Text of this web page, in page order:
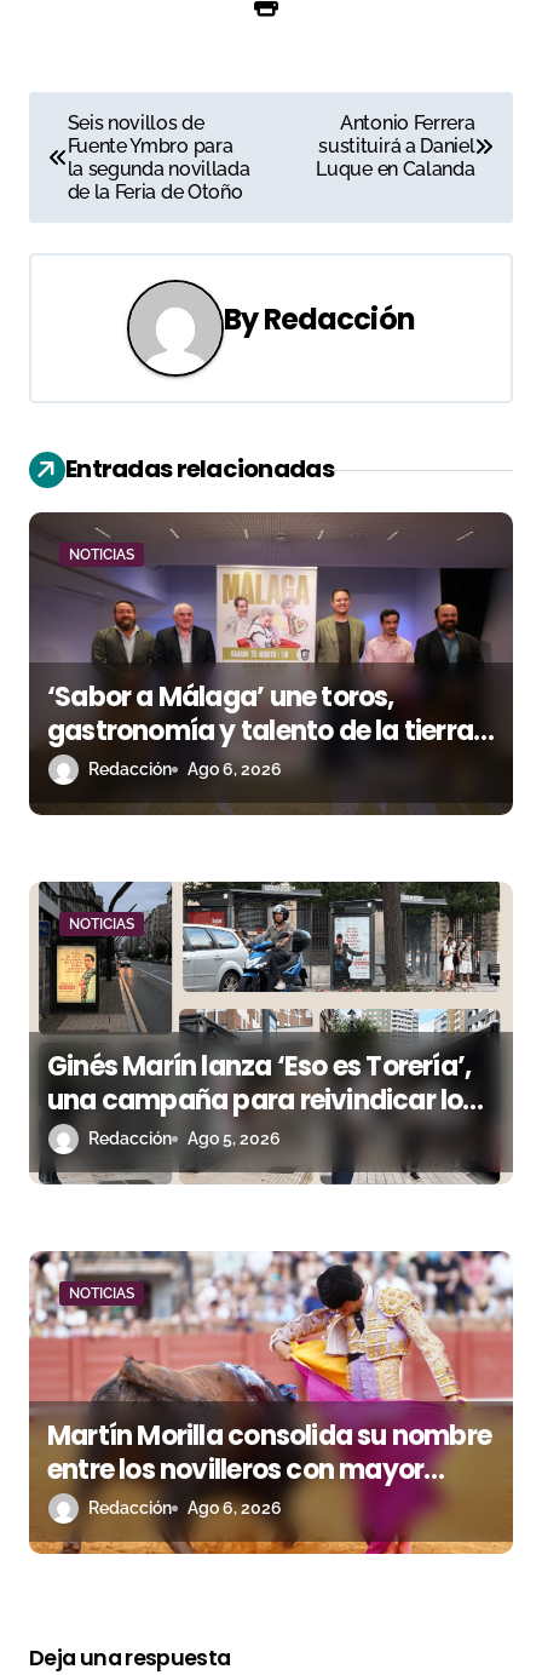
a
v
e
c
i
ó
n
d
e
e
n
t
a
d
a
s
Seis novillos de
Fuente Ymbro para
la segunda novillada
de la Feria de Otoño
Antonio Ferrera
sustituirá a Daniel
Luque en Calanda
ByRedacción
Entradas relacionadas
NOTICIAS
‘Sabor a Málaga’ une toros,
gastronomía y talento de la tierra
en La Malagueta
Redacción Ago 6, 2026
NOTICIAS
Ginés Marín lanza ‘Eso es Torería’,
una campaña para reivindicar los
valores del toreo más allá del ruedo
Redacción Ago 5, 2026
NOTICIAS
Martín Morilla consolida su nombre
entre los novilleros con mayor
proyección
Redacción Ago 6, 2026
Deja una respuesta